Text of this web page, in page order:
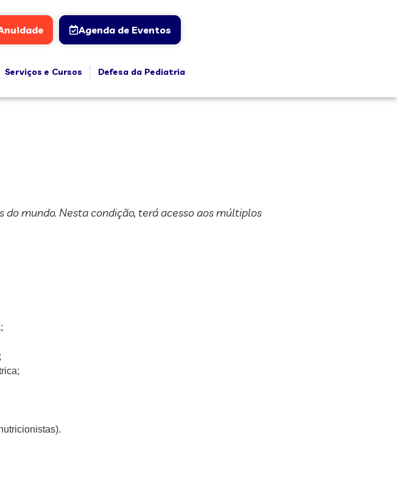
Agenda de Eventos
Serviços e Cursos
Defesa da Pediatria
mundo. Nesta condição, terá acesso aos múltiplos